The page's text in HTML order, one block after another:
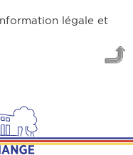
légale et